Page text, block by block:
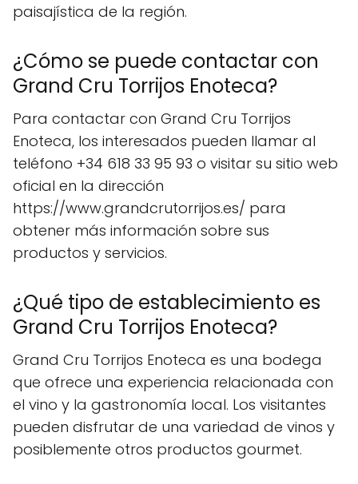
paisajística de la región.
¿Cómo se puede contactar con
Grand Cru Torrijos Enoteca?
Para contactar con Grand Cru Torrijos
Enoteca, los interesados pueden llamar al
teléfono +34 618 33 95 93 o visitar su sitio web
oficial en la dirección
https://www.grandcrutorrijos.es/ para
obtener más información sobre sus
productos y servicios.
¿Qué tipo de establecimiento es
Grand Cru Torrijos Enoteca?
Grand Cru Torrijos Enoteca es una bodega
que ofrece una experiencia relacionada con
el vino y la gastronomía local. Los visitantes
pueden disfrutar de una variedad de vinos y
posiblemente otros productos gourmet.